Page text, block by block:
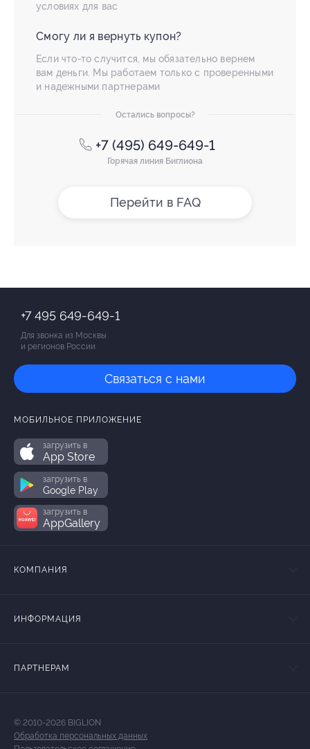
условиях для вас
Смогу ли я вернуть купон?
Если что-то случится, мы обязательно вернем
вам деньги. Мы работаем только с проверенными
и надежными партнерами
Остались вопросы?
+7 (495) 649-649-1
Горячая линия Биглиона
Перейти в FAQ
+7 495 649-649-1
Для звонка из Москвы
и регионов России
Связаться с нами
МОБИЛЬНОЕ ПРИЛОЖЕНИЕ
загрузить в
App Store
загрузить в
Google Play
загрузить в
AppGallery
КОМПАНИЯ
ИНФОРМАЦИЯ
ПАРТНЕРАМ
© 2010-2026 BIGLION
Обработка персональных данных